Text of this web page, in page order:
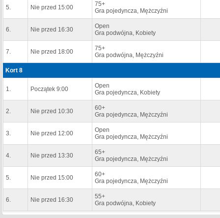
5. Nie przed 15:00
75+
Gra pojedyncza, Mężczyźni
6. Nie przed 16:30
Open
Gra podwójna, Kobiety
7. Nie przed 18:00
75+
Gra podwójna, Mężczyźni
Kort 8
1. Początek 9:00
Open
Gra pojedyncza, Kobiety
2. Nie przed 10:30
60+
Gra pojedyncza, Mężczyźni
3. Nie przed 12:00
Open
Gra pojedyncza, Mężczyźni
4. Nie przed 13:30
65+
Gra pojedyncza, Mężczyźni
5. Nie przed 15:00
60+
Gra pojedyncza, Mężczyźni
6. Nie przed 16:30
55+
Gra podwójna, Kobiety